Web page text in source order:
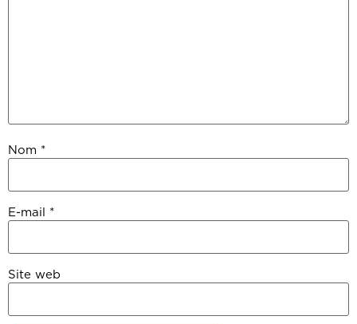
Nom *
E-mail *
Site web